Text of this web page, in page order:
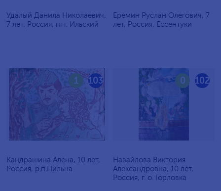
Удалый Данила Николаевич,
7 лет, Россия, пгт. Ильский
Еремин Руслан Олегович, 7
лет, Россия, Ессентуки
103
1
Кандрашина Алёна, 10 лет,
Россия, р.п.Пильна
102
0
Навайлова Виктория
Александровна, 10 лет,
Россия, г. о. Горловка